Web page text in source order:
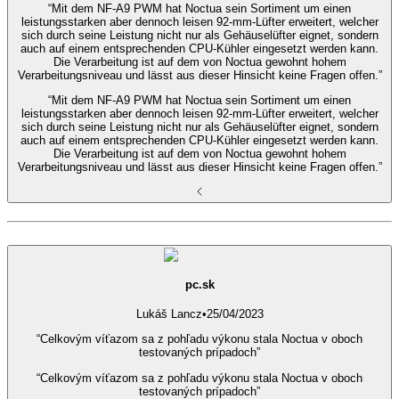
“Mit dem NF-A9 PWM hat Noctua sein Sortiment um einen
leistungsstarken aber dennoch leisen 92-mm-Lüfter erweitert, welcher
sich durch seine Leistung nicht nur als Gehäuselüfter eignet, sondern
auch auf einem entsprechenden CPU-Kühler eingesetzt werden kann.
Die Verarbeitung ist auf dem von Noctua gewohnt hohem
Verarbeitungsniveau und lässt aus dieser Hinsicht keine Fragen offen.”
“Mit dem NF-A9 PWM hat Noctua sein Sortiment um einen
leistungsstarken aber dennoch leisen 92-mm-Lüfter erweitert, welcher
sich durch seine Leistung nicht nur als Gehäuselüfter eignet, sondern
auch auf einem entsprechenden CPU-Kühler eingesetzt werden kann.
Die Verarbeitung ist auf dem von Noctua gewohnt hohem
Verarbeitungsniveau und lässt aus dieser Hinsicht keine Fragen offen.”
pc.sk
Lukáš Lancz•25/04/2023
“Celkovým víťazom sa z pohľadu výkonu stala Noctua v oboch
testovaných prípadoch”
“Celkovým víťazom sa z pohľadu výkonu stala Noctua v oboch
testovaných prípadoch”